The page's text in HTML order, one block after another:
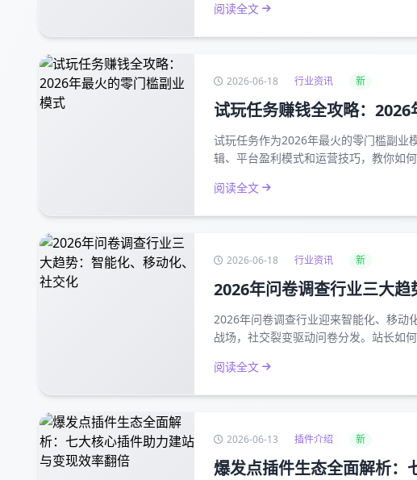
阅读全文
2026-06-18 行业资讯 新
试玩任务赚钱全攻略：
试玩任务作为2026年最火的零门槛副业
辑、平台盈利模式和运营技巧，教你如
阅读全文
2026-06-18 行业资讯 新
2026年问卷调查行业三大
2026年问卷调查行业迎来智能化、移动
战场，社交裂变驱动问卷分发。站长如
阅读全文
2026-06-13 插件介绍 新
爆发点插件生态全面解析：